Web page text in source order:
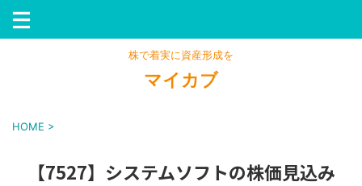
株で着実に資産形成を
マイカブ
HOME >
【7527】システムソフトの株価見込み